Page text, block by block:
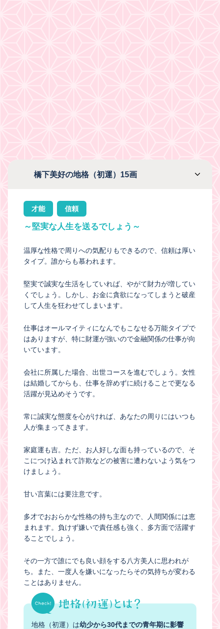
橋下美好の地格（初運）15画
才能 信頼
～堅実な人生を送るでしょう～
温厚な性格で周りへの気配りもできるので、信頼は厚い
タイプ。誰からも慕われます。
堅実で誠実な生活をしていれば、やがて財力が増してい
くでしょう。しかし、お金に貪欲になってしまうと破産
して人生を狂わせてしまいます。
仕事はオールマイティになんでもこなせる万能タイプで
はありますが、特に財運が強いので金融関係の仕事が向
いています。
会社に所属した場合、出世コースを進むでしょう。女性
は結婚してからも、仕事を辞めずに続けることで更なる
活躍が見込めそうです。
常に誠実な態度を心がければ、あなたの周りにはいつも
人が集まってきます。
家庭運も吉。ただ、お人好しな面も持っているので、そ
こにつけ込まれて詐欺などの被害に遭わないよう気をつ
けましょう。
甘い言葉には要注意です。
多才でおおらかな性格の持ち主なので、人間関係には恵
まれます。負けず嫌いで責任感も強く、多方面で活躍す
ることでしょう。
その一方で誰にでも良い顔をする八方美人に思われが
ち。また、一度人を嫌いになったらその気持ちが変わる
ことはありません。
地格（初運）は幼少から30代までの青年期に影響